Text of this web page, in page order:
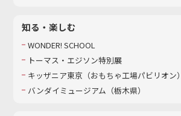
知る・楽しむ
WONDER! SCHOOL
トーマス・エジソン特別展
キッザニア東京（おもちゃ工場パビリオン）​
バンダイミュージアム（栃木県）